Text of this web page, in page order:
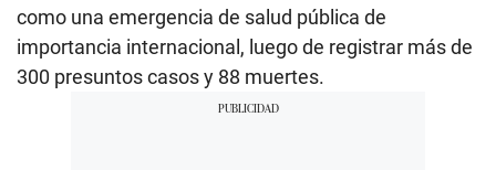
como una emergencia de salud pública de
importancia internacional, luego de registrar más de
300 presuntos casos y 88 muertes.